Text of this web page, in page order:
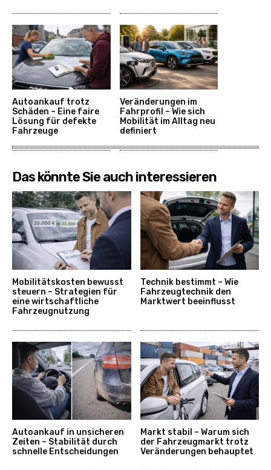
Autoankauf trotz
Schäden – Eine faire
Lösung für defekte
Fahrzeuge
Veränderungen im
Fahrprofil – Wie sich
Mobilität im Alltag neu
definiert
Das könnte Sie auch interessieren
Mobilitätskosten bewusst
steuern – Strategien für
eine wirtschaftliche
Fahrzeugnutzung
Technik bestimmt – Wie
Fahrzeugtechnik den
Marktwert beeinflusst
Autoankauf in unsicheren
Zeiten – Stabilität durch
schnelle Entscheidungen
Markt stabil – Warum sich
der Fahrzeugmarkt trotz
Veränderungen behauptet